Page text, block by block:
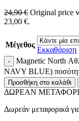
24,90€ Original price
23,00 €.
Μέγεθος
Εκκαθάριση
Magnetic North
NAVY BLUE)
Προσθήκη στο καλάθι
ΔΩΡΕΑΝ
Δωρεάν μεταφορικά